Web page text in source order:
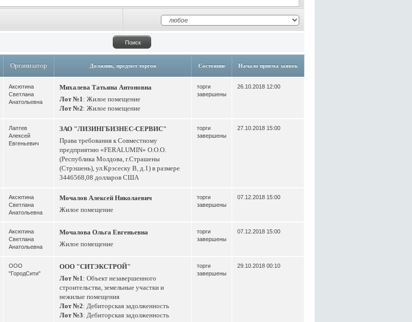
Организатор Должник, предмет торгов Состояние Начало приема заявок
Аксютина
Светлана
Анатольевна
Михалева Татьяна Антоновна
Лот №1: Жилое помещение
Лот №2: Жилое помещение
торги
завершены
26.10.2018 12:00
Лаптев
Алексей
Евгеньевич
ЗАО "ЛИЗИНГБИЗНЕС-СЕРВИС"
Права требования к Совместному
предприятию «FERALUMIN» O.O.O.
(Республика Молдова, г.Страшены
(Стрэшень), ул.Крэсеску В, д.1) в размере
3446568,08 долларов США
торги
завершены
27.10.2018 15:00
Аксютина
Светлана
Анатольевна
Мочалов Алексей Николаевич
Жилое помещение
торги
завершены
07.12.2018 15:00
Аксютина
Светлана
Анатольевна
Мочалова Ольга Евгеньевна
Жилое помещение
торги
завершены
07.12.2018 15:00
ООО
"ГородСити"
ООО "СИТЭКСТРОЙ"
Лот №1: Объект незавершенного
строительства, земельные участки и
нежилые помещения
Лот №2: Дебиторская задолженность
Лот №3: Дебиторская задолженность
торги
завершены
29.10.2018 00:10